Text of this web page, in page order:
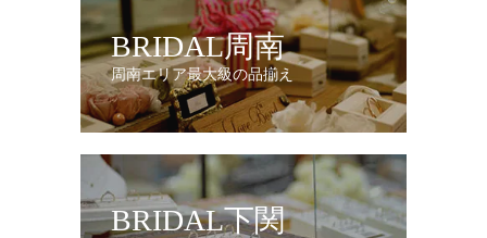
BRIDAL周南
周南エリア最大級の品揃え
BRIDAL下関